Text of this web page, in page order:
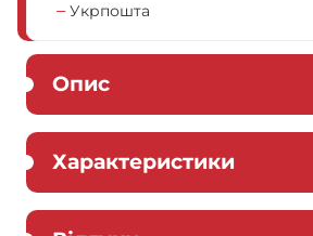
Укрпошта
Опис
Характеристики